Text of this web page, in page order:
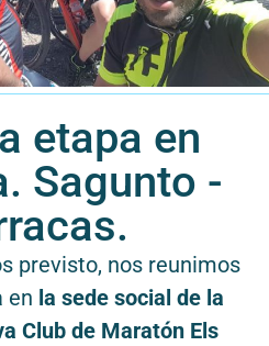
etapa en
Sagunto -
previsto, nos reunimos
en la sede social de la
Club de Maratón Els